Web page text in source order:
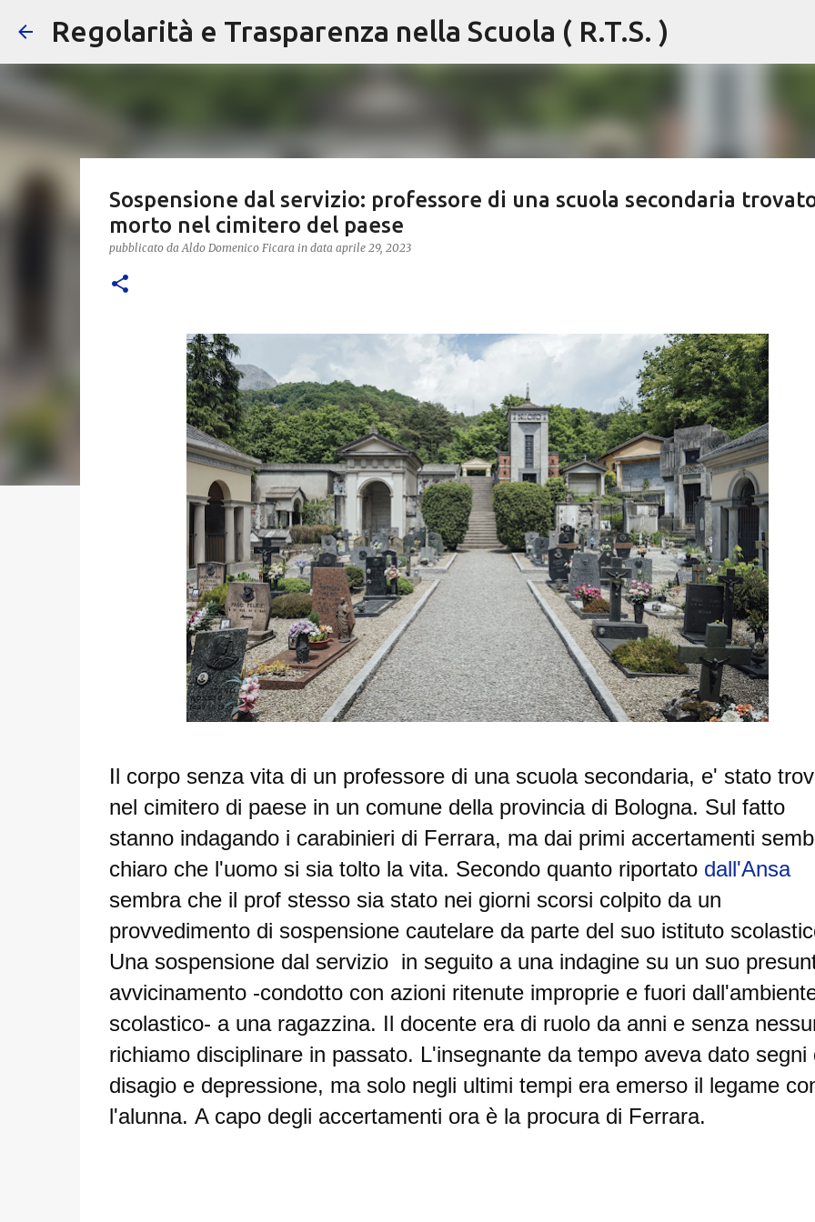
Passa ai contenuti principali
Regolarità e Trasparenza nella Scuola ( R.T.S. )
Sospensione dal servizio: professore di una scuola secondaria
morto nel cimitero del paese
pubblicato daAldo Domenico Ficara in data aprile 29, 2023
Il corpo senza vita di un professore di una scuola secondaria, e' stato
nel cimitero di paese in un comune della provincia di Bologna. Sul fatto
stanno indagando i carabinieri di Ferrara, ma dai primi accertamenti
chiaro che l'uomo si sia tolto la vita. Secondo quanto riportato dall'Ansa
sembra che il prof stesso sia stato nei giorni scorsi colpito da un
provvedimento di sospensione cautelare da parte del suo istituto
Una sospensione dal servizio in seguito a una indagine su un suo
avvicinamento -condotto con azioni ritenute improprie e fuori
scolastico- a una ragazzina. Il docente era di ruolo da anni e senza
richiamo disciplinare in passato. L'insegnante da tempo aveva dato segni
disagio e depressione, ma solo negli ultimi tempi era emerso il legame
l'alunna. A capo degli accertamenti ora è la procura di Ferrara.